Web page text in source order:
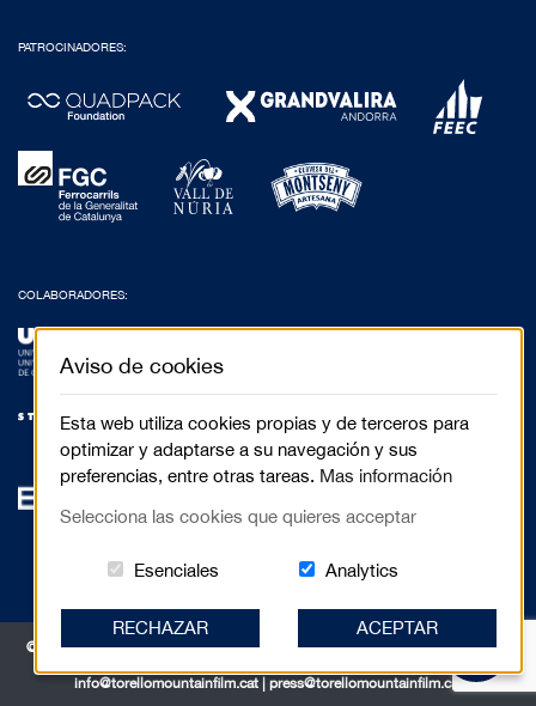
PATROCINADORES:
COLABORADORES:
© 2017 Festival de Cinema de Muntanya de Torelló - Anselm Clavé, 5 3r 2a |
info@torellomountainfilm.cat | press@torellomountainfilm.cat
Aviso de cookies
Esta web utiliza cookies propias y de terceros para
optimizar y adaptarse a su navegación y sus
preferencias, entre otras tareas. Mas información
Selecciona las cookies que quieres acceptar
Esenciales Estas cookies són essenciales para
AnalyticsCookies related
RECHAZAR ACEPTAR